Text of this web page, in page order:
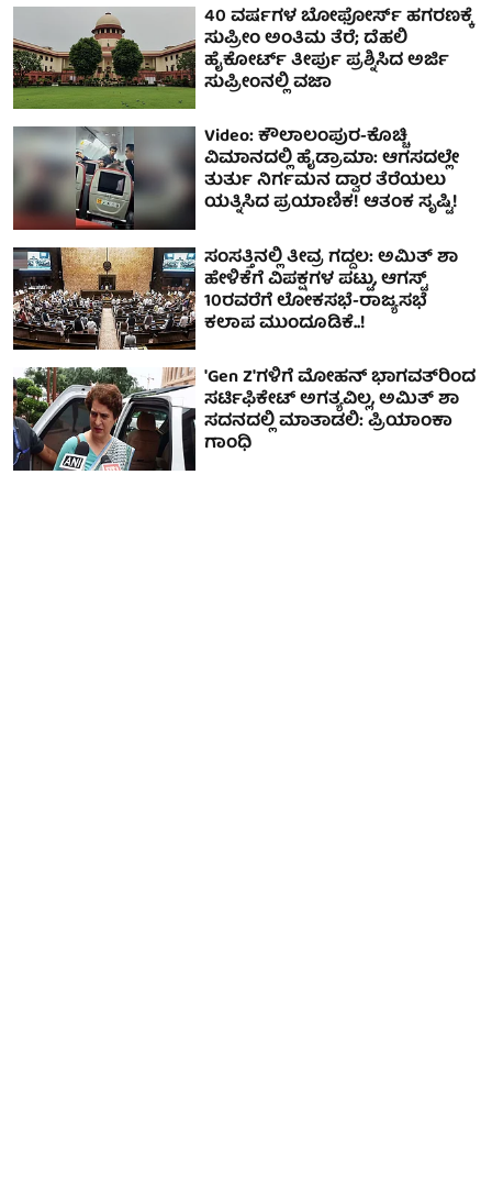
40 ವರ್ಷಗಳ ಬೋಫೋರ್ಸ್ ಹಗರಣಕ್ಕೆ
ಸುಪ್ರೀಂ ಅಂತಿಮ ತೆರೆ; ದೆಹಲಿ
ಹೈಕೋರ್ಟ್ ತೀರ್ಪು ಪ್ರಶ್ನಿಸಿದ ಅರ್ಜಿ
ಸುಪ್ರೀಂನಲ್ಲಿ ವಜಾ
Video: ಕೌಲಾಲಂಪುರ-ಕೊಚ್ಚಿ
ವಿಮಾನದಲ್ಲಿ ಹೈಡ್ರಾಮಾ: ಆಗಸದಲ್ಲೇ
ತುರ್ತು ನಿರ್ಗಮನ ದ್ವಾರ ತೆರೆಯಲು
ಯತ್ನಿಸಿದ ಪ್ರಯಾಣಿಕ! ಆತಂಕ ಸೃಷ್ಟಿ!
ಸಂಸತ್ತಿನಲ್ಲಿ ತೀವ್ರ ಗದ್ದಲ: ಅಮಿತ್ ಶಾ
ಹೇಳಿಕೆಗೆ ವಿಪಕ್ಷಗಳ ಪಟ್ಟು, ಆಗಸ್ಟ್
10ರವರೆಗೆ ಲೋಕಸಭೆ-ರಾಜ್ಯಸಭೆ
ಕಲಾಪ ಮುಂದೂಡಿಕೆ..!
'Gen Z'ಗಳಿಗೆ ಮೋಹನ್ ಭಾಗವತ್‌ರಿಂದ
ಸರ್ಟಿಫಿಕೇಟ್ ಅಗತ್ಯವಿಲ್ಲ, ಅಮಿತ್ ಶಾ
ಸದನದಲ್ಲಿ ಮಾತಾಡಲಿ: ಪ್ರಿಯಾಂಕಾ
ಗಾಂಧಿ